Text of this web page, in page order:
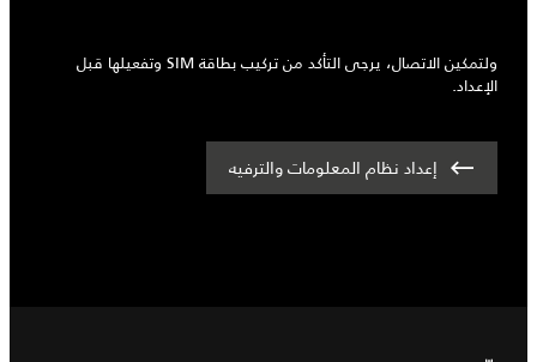
ولتمكين الاتصال، يرجى التأكد من تركيب بطاقة SIM وتفعيلها قبل
الإعداد.
إعداد نظام المعلومات والترفيه